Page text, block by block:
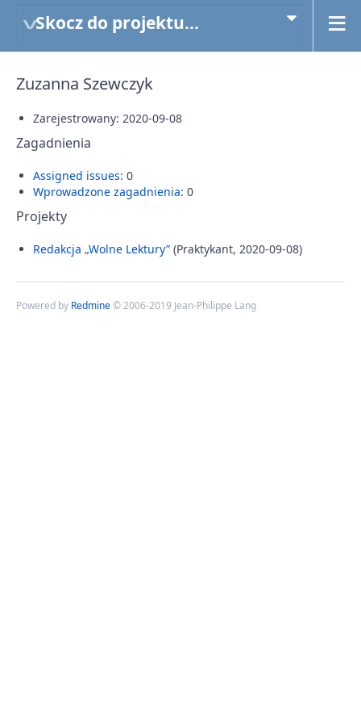
Skocz do projektu...
Zuzanna Szewczyk
Zarejestrowany: 2020-09-08
Zagadnienia
Assigned issues: 0
Wprowadzone zagadnienia: 0
Projekty
Redakcja „Wolne Lektury” (Praktykant, 2020-09-08)
Powered by Redmine© 2006-2019 Jean-Philippe Lang